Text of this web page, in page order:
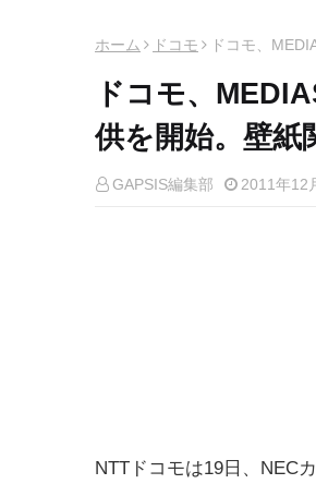
ホーム ドコモ ドコモ、
ドコモ、
供を開始。壁紙
GAPSIS編集部 2011年12
NTTドコモは19日、NEC